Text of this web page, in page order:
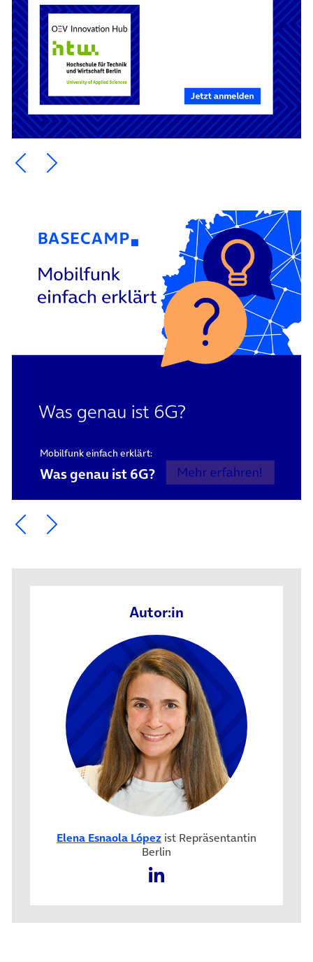
Ein Element zurück blättern
Ein Element weiter blättern
Mobilfunk einfach erklärt:
Was genau ist 6G?
Ein Element zurück blättern
Ein Element weiter blättern
Autor:in
Elena Esnaola López ist Repräsentantin
Berlin